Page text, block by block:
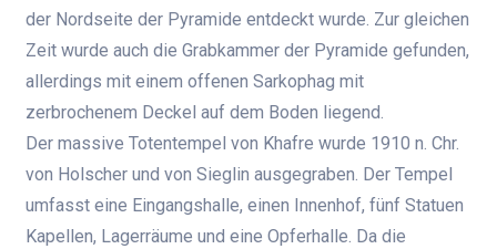
der Nordseite der Pyramide entdeckt wurde. Zur gleichen
Zeit wurde auch die Grabkammer der Pyramide gefunden,
allerdings mit einem offenen Sarkophag mit
zerbrochenem Deckel auf dem Boden liegend.
Der massive Totentempel von Khafre wurde 1910 n. Chr.
von Holscher und von Sieglin ausgegraben. Der Tempel
umfasst eine Eingangshalle, einen Innenhof, fünf Statuen
Kapellen, Lagerräume und eine Opferhalle. Da die